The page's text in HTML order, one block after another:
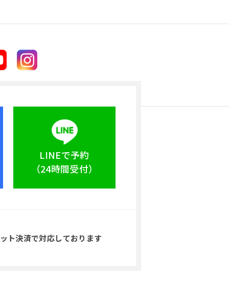
LINEで予約
（24時間受付）
ト決済で対応しております